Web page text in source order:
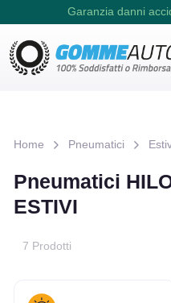
Garanzia danni
Home Pneumatici
Pneumatici
ESTIVI
7 Prodotti